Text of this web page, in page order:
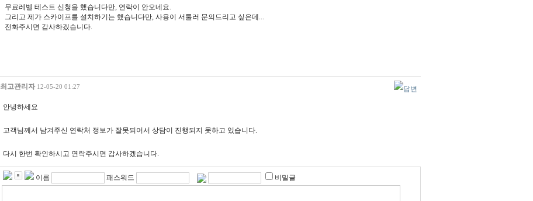
무료레벨 테스트 신청을 했습니다만, 연락이 안오네요.
그리고 제가 스카이프를 설치하기는 했습니다만, 사용이 서툴러 문의드리고 싶은데...
전화주시면 감사하겠습니다.
최고관리자 12-05-20 01:27
안녕하세요
고객님께서 남겨주신 연락처 정보가 잘못되어서 상담이 진행되지 못하고 있습니다.
다시 한번 확인하시고 연락주시면 감사하겠습니다.
이름 패스워드 비밀글